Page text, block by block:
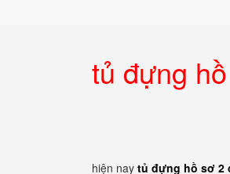
tủ đựng
hiện nay tủ đựng hồ sơ 2